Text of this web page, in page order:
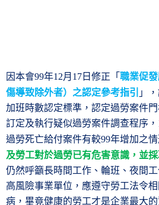
因本會99年12月17日修正「職業促
傷導致除外者）之認定參考指引 」
加班時數認定標準，認定過勞案件
訂定及執行疑似過勞案件調查程序，
過勞死亡給付案件有較99年增加之
及勞工對於過勞已有危害意識，並
仍然呼籲長時間工作、輪班、夜間
高風險事業單位，應遵守勞工法令
病，畢竟健康的勞工才是企業最大的